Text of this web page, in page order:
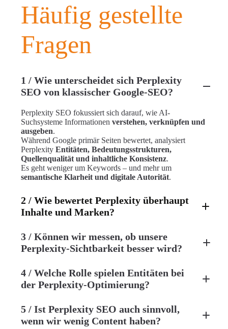
Häufig gestellte
Fragen
1 / Wie unterscheidet sich Perplexity
SEO von klassischer Google-SEO?
Perplexity SEO fokussiert sich darauf, wie AI-
Suchsysteme Informationenverstehen, verknüpfen und
ausgeben.
Während Google primär Seiten bewertet, analysiert
PerplexityEntitäten, Bedeutungsstrukturen,
Quellenqualität und inhaltliche Konsistenz.
Es geht weniger um Keywords – und mehr um
semantische Klarheit und digitale Autorität.
2 / Wie bewertet Perplexity überhaupt
Inhalte und Marken?
Entitäten
konsistente Informationen
3 / Können wir messen, ob unsere
Perplexity-Sichtbarkeit besser wird?
4 / Welche Rolle spielen Entitäten bei
der Perplexity-Optimierung?
wie gut Perplexity versteht, wer
Sie sind, welche Expertise Sie haben und wo Sie
5 / Ist Perplexity SEO auch sinnvoll,
wenn wir wenig Content haben?